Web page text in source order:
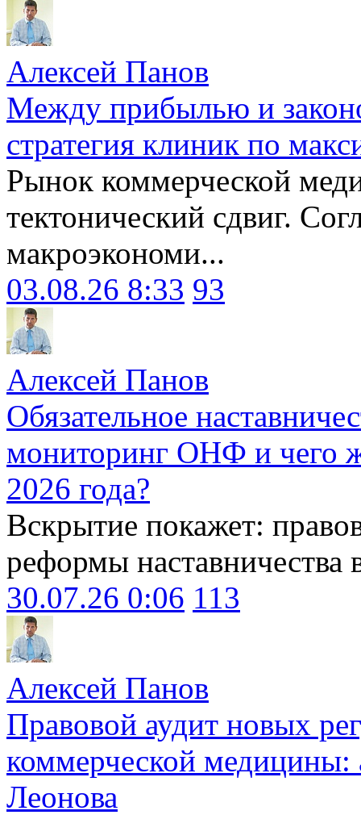
Алексей Панов
Между прибылью и
стратегия клиник по
Рынок коммерческой
тектонический сдвиг.
макроэкономи...
03.08.26 8:33 93
Алексей Панов
Обязательное
мониторинг ОНФ и чего
2026 года?
Вскрытие покажет:
реформы наставничества
30.07.26 0:06 113
Алексей Панов
Правовой аудит новых
коммерческой медицины:
Леонова